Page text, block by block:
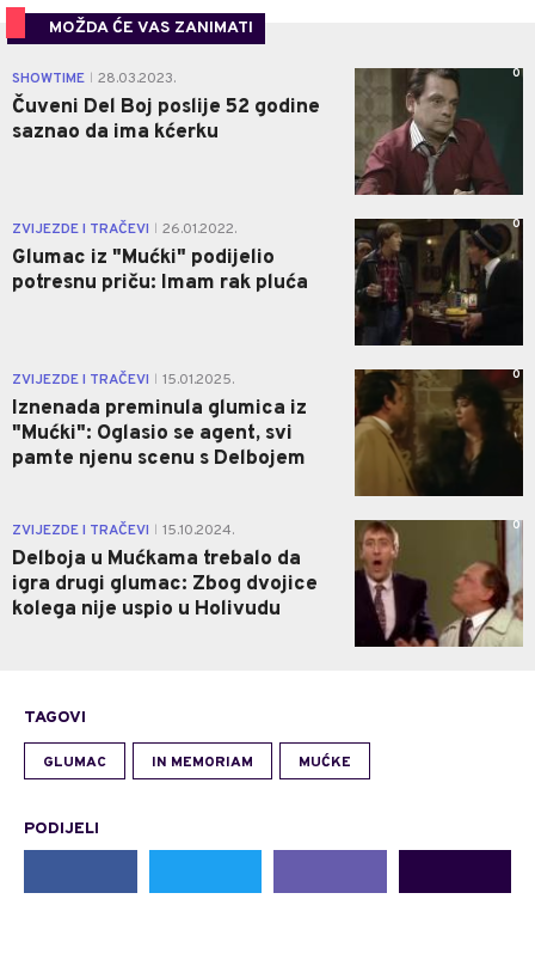
MOŽDA ĆE VAS ZANIMATI
SHOWTIME 28.03.2023.
Čuveni Del Boj poslije 52 godine
saznao da ima kćerku
0
ZVIJEZDE I TRAČEVI 26.01.2022.
Glumac iz "Mućki" podijelio
potresnu priču: Imam rak pluća
0
ZVIJEZDE I TRAČEVI 15.01.2025.
Iznenada preminula glumica iz
"Mućki": Oglasio se agent, svi
pamte njenu scenu s Delbojem
0
ZVIJEZDE I TRAČEVI 15.10.2024.
Delboja u Mućkama trebalo da
igra drugi glumac: Zbog dvojice
kolega nije uspio u Holivudu
0
TAGOVI
GLUMAC IN MEMORIAM MUĆKE
PODIJELI